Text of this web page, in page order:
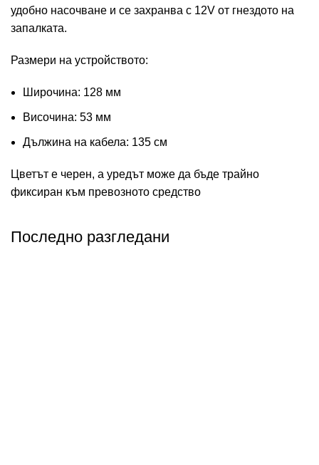
удобно насочване и се захранва с 12V от гнездото на
запалката.
Размери на устройството:
Широчина: 128 мм
Височина: 53 мм
Дължина на кабела: 135 см
Цветът е черен, а уредът може да бъде трайно
фиксиран към превозното средство
Последно разгледани